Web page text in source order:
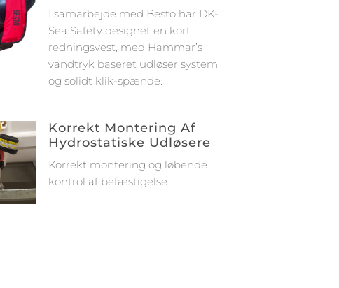
I samarbejde med Besto har DK-
Sea Safety designet en kort
redningsvest, med Hammar’s
vandtryk baseret udløser system
og solidt klik-spænde.
Korrekt Montering Af
Hydrostatiske Udløsere
Korrekt montering og løbende
kontrol af befæstigelse